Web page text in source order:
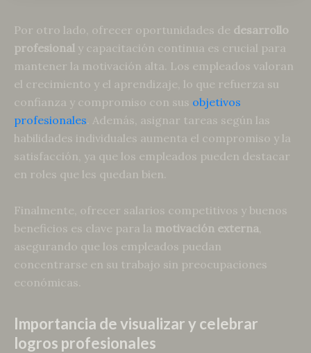
Por otro lado, ofrecer oportunidades de desarrollo
profesional y capacitación continua es crucial para
mantener la motivación alta. Los empleados valoran
el crecimiento y el aprendizaje, lo que refuerza su
confianza y compromiso con sus objetivos
profesionales . Además, asignar tareas según las
habilidades individuales aumenta el compromiso y la
satisfacción, ya que los empleados pueden destacar
en roles que les quedan bien.
Finalmente, ofrecer salarios competitivos y buenos
beneficios es clave para la motivación externa
asegurando que los empleados puedan
concentrarse en su trabajo sin preocupaciones
económicas.
Importancia de visualizar y celebrar
logros profesionales